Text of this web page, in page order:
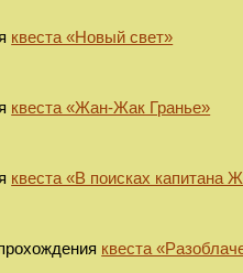
квеста «Новый свет»
квеста «Жан-Жак Гранье»
квеста «В поисках капитана
квеста